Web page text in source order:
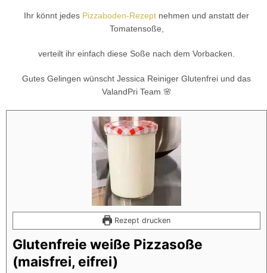
Ihr könnt jedes Pizzaboden-Rezept nehmen und anstatt der
Tomatensoße,
verteilt ihr einfach diese Soße nach dem Vorbacken.
Gutes Gelingen wünscht Jessica Reiniger Glutenfrei und das
ValandPri Team 🌸
Rezept drucken
Glutenfreie weiße Pizzasoße
(maisfrei, eifrei)